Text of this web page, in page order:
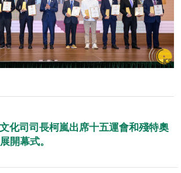
化司司長柯嵐出席十五運會和殘特奧
開幕式。